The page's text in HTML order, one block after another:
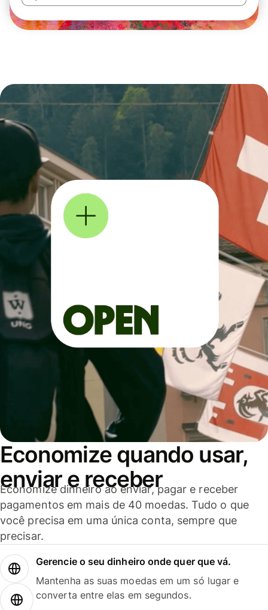
Economize quando usar,
enviar e receber
Economize dinheiro ao enviar, pagar e receber
pagamentos em mais de 40 moedas. Tudo o que
você precisa em uma única conta, sempre que
precisar.
Gerencie o seu dinheiro onde quer que vá.
Mantenha as suas moedas em um só lugar e
converta entre elas em segundos.